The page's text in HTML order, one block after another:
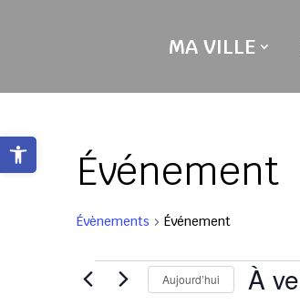
Ouvrir la barre d’outils
MA VILLE
Événement
Évènements Événement
Évènements
Aujourd’hui À